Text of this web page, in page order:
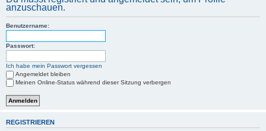
h
anzuschauen.
Benutzername:
Passwort:
Ich habe mein Passwort vergessen
Angemeldet bleiben
Meinen Online-Status während dieser Sitzung verbergen
REGISTRIEREN